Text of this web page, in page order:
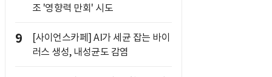
조 '영향력 만회' 시도
9
[사이언스카페] AI가 세균 잡는 바이
러스 생성, 내성균도 감염